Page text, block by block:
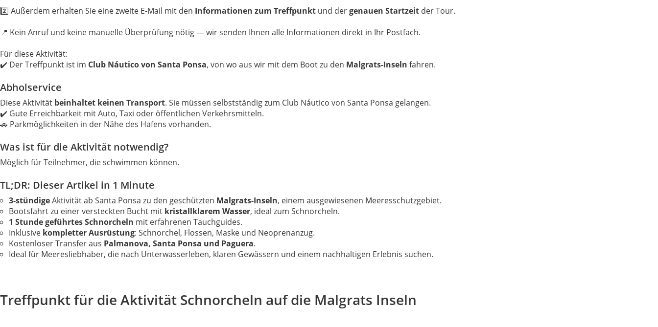
2️⃣ Außerdem erhalten Sie eine zweite E-Mail mit den Informationen zum Treffpunkt und dergenauen Startzeit der Tour.
📍 Kein Anruf und keine manuelle Überprüfung nötig — wir senden Ihnen alle Informationen direkt in Ihr Postfach.
Für diese Aktivität:
✔️ Der Treffpunkt ist im Club Náutico von Santa Ponsa, von wo aus wir mit dem Boot zu den Malgrats-Inseln fahren.
Abholservice
Diese Aktivität beinhaltet keinen Transport. Sie müssen selbstständig zum Club Náutico von Santa Ponsa gelangen.
✔️ Gute Erreichbarkeit mit Auto, Taxi oder öffentlichen Verkehrsmitteln.
🚗 Parkmöglichkeiten in der Nähe des Hafens vorhanden.
Was ist für die Aktivität notwendig?
Möglich für Teilnehmer, die schwimmen können.
TL;DR: Dieser Artikel in 1 Minute
3-stündigeAktivität ab Santa Ponsa zu den geschützten Malgrats-Inseln, einem ausgewiesenen Meeresschutzgebiet.
Bootsfahrt zu einer versteckten Bucht mit kristallklarem Wasser, ideal zum Schnorcheln.
1 Stunde geführtes Schnorcheln mit erfahrenen Tauchguides.
Inklusive kompletter Ausrüstung: Schnorchel, Flossen, Maske und Neoprenanzug.
Kostenloser Transfer aus Palmanova, Santa Ponsa und Paguera.
Ideal für Meeresliebhaber, die nach Unterwasserleben, klaren Gewässern und einem nachhaltigen Erlebnis suchen.
Treffpunkt für die Aktivität Schnorcheln auf die Malgrats Inseln